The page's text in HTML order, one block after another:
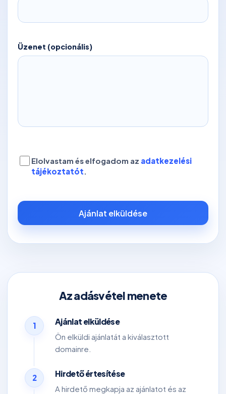
Üzenet (opcionális)
Elolvastam és elfogadom az adatkezelési
tájékoztatót.
Ajánlat elküldése
Az adásvétel menete
1 Ajánlat elküldése
Ön elküldi ajánlatát a kiválasztott
domainre.
2 Hirdető értesítése
A hirdető megkapja az ajánlatot és az